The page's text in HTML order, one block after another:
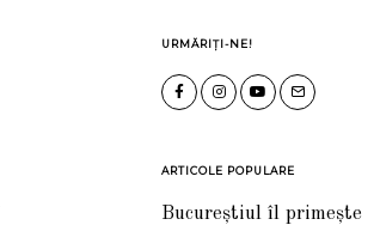
URMĂRIȚI-NE!
ARTICOLE POPULARE
Bucureștiul îl primește